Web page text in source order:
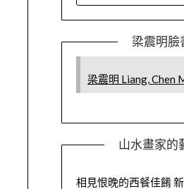
梁震明臉
梁震明 Liang, Chen
山水畫家的
相見恨晚的西餐佳餚